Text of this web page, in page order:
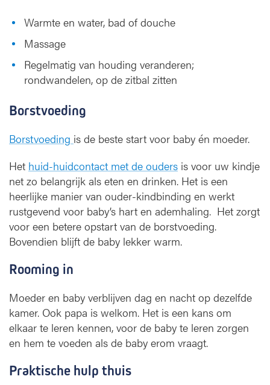
Warmte en water, bad of douche
Massage
Regelmatig van houding veranderen;
rondwandelen, op de zitbal zitten
Borstvoeding
Borstvoeding is de beste start voor baby én moeder.
Het huid-huidcontact met de ouders is voor uw kindje
net zo belangrijk als eten en drinken. Het is een
heerlijke manier van ouder-kindbinding en werkt
rustgevend voor baby’s hart en ademhaling. Het zorgt
voor een betere opstart van de borstvoeding.
Bovendien blijft de baby lekker warm.
Rooming in
Moeder en baby verblijven dag en nacht op dezelfde
kamer. Ook papa is welkom. Het is een kans om
elkaar te leren kennen, voor de baby te leren zorgen
en hem te voeden als de baby erom vraagt.
Praktische hulp thuis